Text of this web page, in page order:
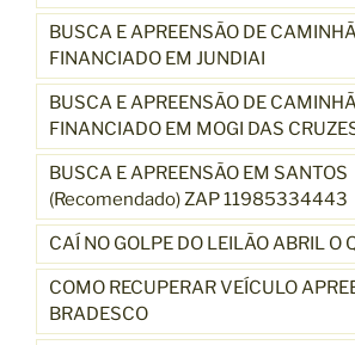
BUSCA E APREENSÃO DE
FINANCIADO EM JUNDIAI
BUSCA E APREENSÃO DE
FINANCIADO EM MOGI DAS
BUSCA E APREENSÃO EM SANTOS
(Recomendado) ZAP 11985334443
CAÍ NO GOLPE DO LEILÃO ABRIL O
COMO RECUPERAR VEÍCULO
BRADESCO